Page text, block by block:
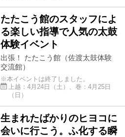
たたこう館のスタッフによ
る楽しい指導で人気の太鼓
体験イベント
出張！ たたこう館（佐渡太鼓体験
交流館）
※本イベントは終了しました。
上越：4月24日（土）、巻：4月25日
（日）
生まれたばかりのヒヨコに
会いに行こう。ふ化する瞬